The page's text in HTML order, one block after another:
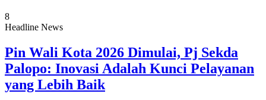
8
Headline News
Pin Wali Kota 2026 Dimulai, Pj Sekda
Palopo: Inovasi Adalah Kunci Pelayanan
yang Lebih Baik